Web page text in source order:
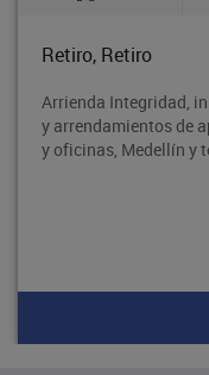
Retiro, Retiro
Arrienda Integridad,
y arrendamientos de
y oficinas, Medellín y